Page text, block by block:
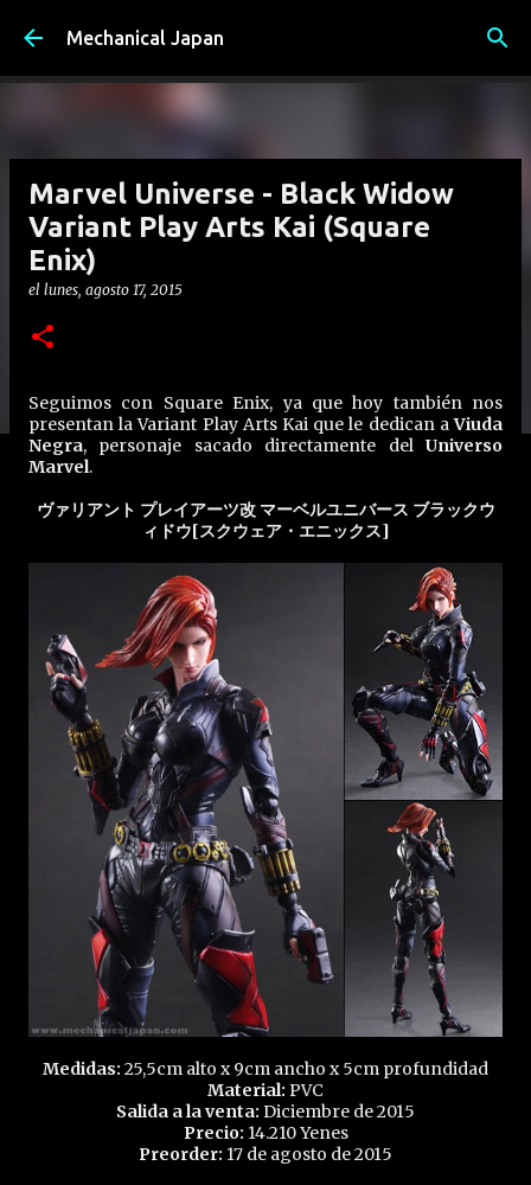
Ir al contenido principal
Mechanical Japan
Marvel Universe - Black Widow
Variant Play Arts Kai (Square
Enix)
el lunes, agosto 17, 2015
Seguimos con Square Enix, ya que hoy también nos
presentan la Variant Play Arts Kai que le dedican aViuda
Negra, personaje sacado directamente del Universo
Marvel.
ヴァリアント プレイアーツ改 マーベルユニバース ブラックウ
ィドウ[スクウェア・エニックス]
Medidas: 25,5cm alto x 9cm ancho x 5cm profundidad
Material: PVC
Salida a la venta: Diciembre de 2015
Precio: 14.210 Yenes
Preorder: 17 de agosto de 2015